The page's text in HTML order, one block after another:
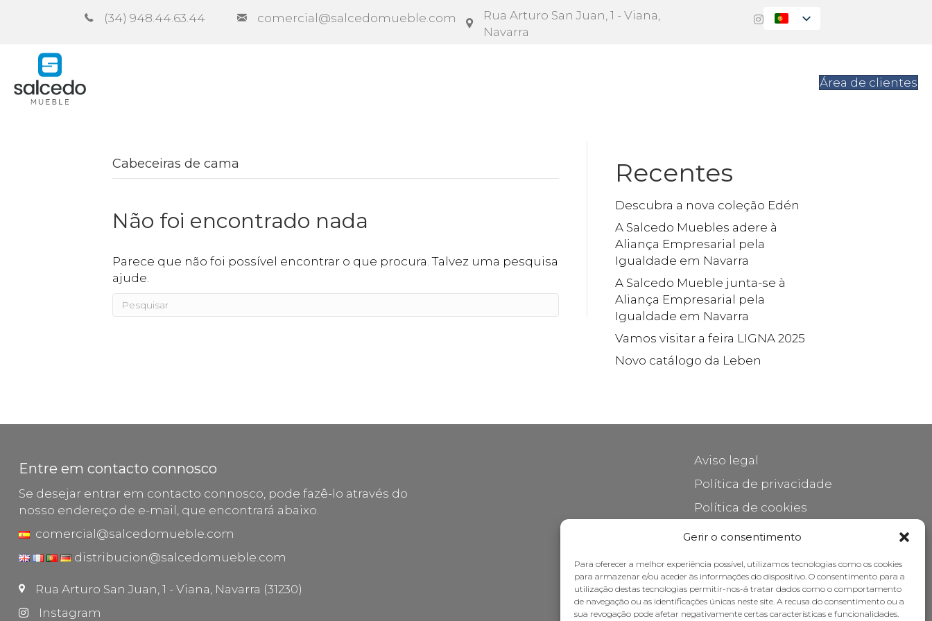
Gerir o consentimento
Para oferecer a melhor experiência possível, utilizamos tecnologias como os cookies
para armazenar e/ou aceder às informações do dispositivo. O consentimento para a
utilização destas tecnologias permitir-nos-á tratar dados como o comportamento
de navegação ou as identificações únicas neste site. A recusa do consentimento ou a
sua revogação pode afetar negativamente certas características e funcionalidades.
(34) 948.44.63.44 comercial@salcedomueble.com
Rua Arturo San Juan, 1 - Viana,
Navarra
Área de clientes
Cabeceiras de cama
Não foi encontrado nada
Parece que não foi possível encontrar o que procura. Talvez uma pesquisa
ajude.
Recentes
Descubra a nova coleção Edén
A Salcedo Muebles adere à
Aliança Empresarial pela
Igualdade em Navarra
A Salcedo Mueble junta-se à
Aliança Empresarial pela
Igualdade em Navarra
Vamos visitar a feira LIGNA 2025
Novo catálogo da Leben
Entre em contacto connosco
Se desejar entrar em contacto connosco, pode fazê-lo através do
nosso endereço de e-mail, que encontrará abaixo.
comercial@salcedomueble.com
distribucion@salcedomueble.com
Rua Arturo San Juan, 1 - Viana, Navarra (31230)
Instagram
Aviso legal
Política de privacidade
Política de cookies
Cuidar do seu móvel